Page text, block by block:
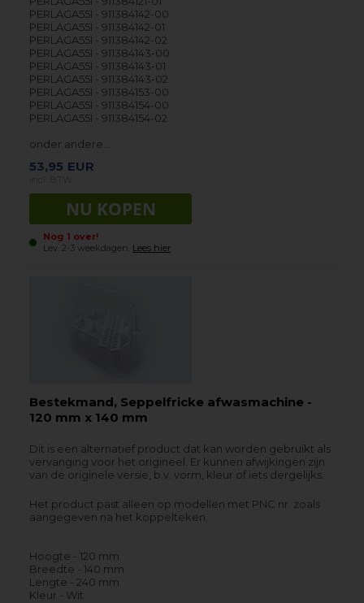
PERLAGA55I - 911384142-00
PERLAGA55I - 911384142-01
PERLAGA55I - 911384142-02
PERLAGA55I - 911384143-00
PERLAGA55I - 911384143-01
PERLAGA55I - 911384143-02
PERLAGA55I - 911384153-00
PERLAGA55I - 911384154-00
PERLAGA55I - 911384154-02
onder andere…
53,95 EUR
Nog 1 over!
Lev. 2-3 weekdagen. Lees hier
Bestekmand, Seppelfricke afwasmachine -
120 mm x 140 mm
Dit is een alternatief product dat kan worden gebruikt als
vervanging voor het origineel. Er kunnen afwijkingen zijn
van de originele versie, b.v. vorm, kleur of iets dergelijks.
Het product past alleen op modellen met PNC nr. zoals
aangegeven na het koppelteken.
Hoogte - 120 mm
Breedte - 140 mm
Lengte - 240 mm
Kleur - Wit